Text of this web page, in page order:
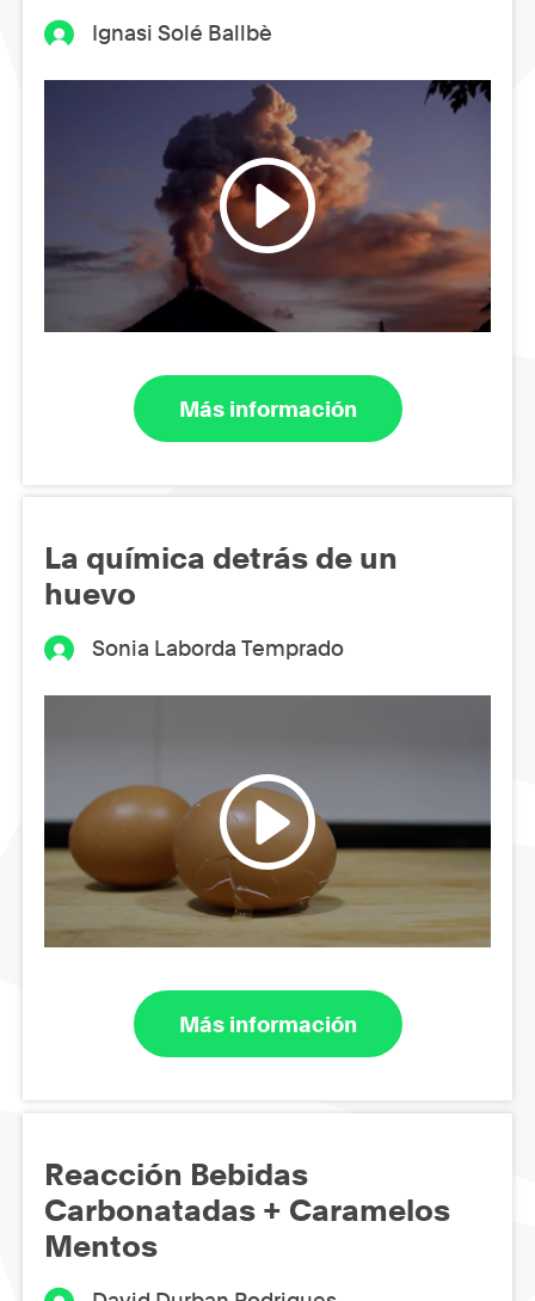
Ignasi Solé Ballbè
Más información
La química detrás de un
huevo
Sonia Laborda Temprado
Más información
Reacción Bebidas
Carbonatadas + Caramelos
Mentos